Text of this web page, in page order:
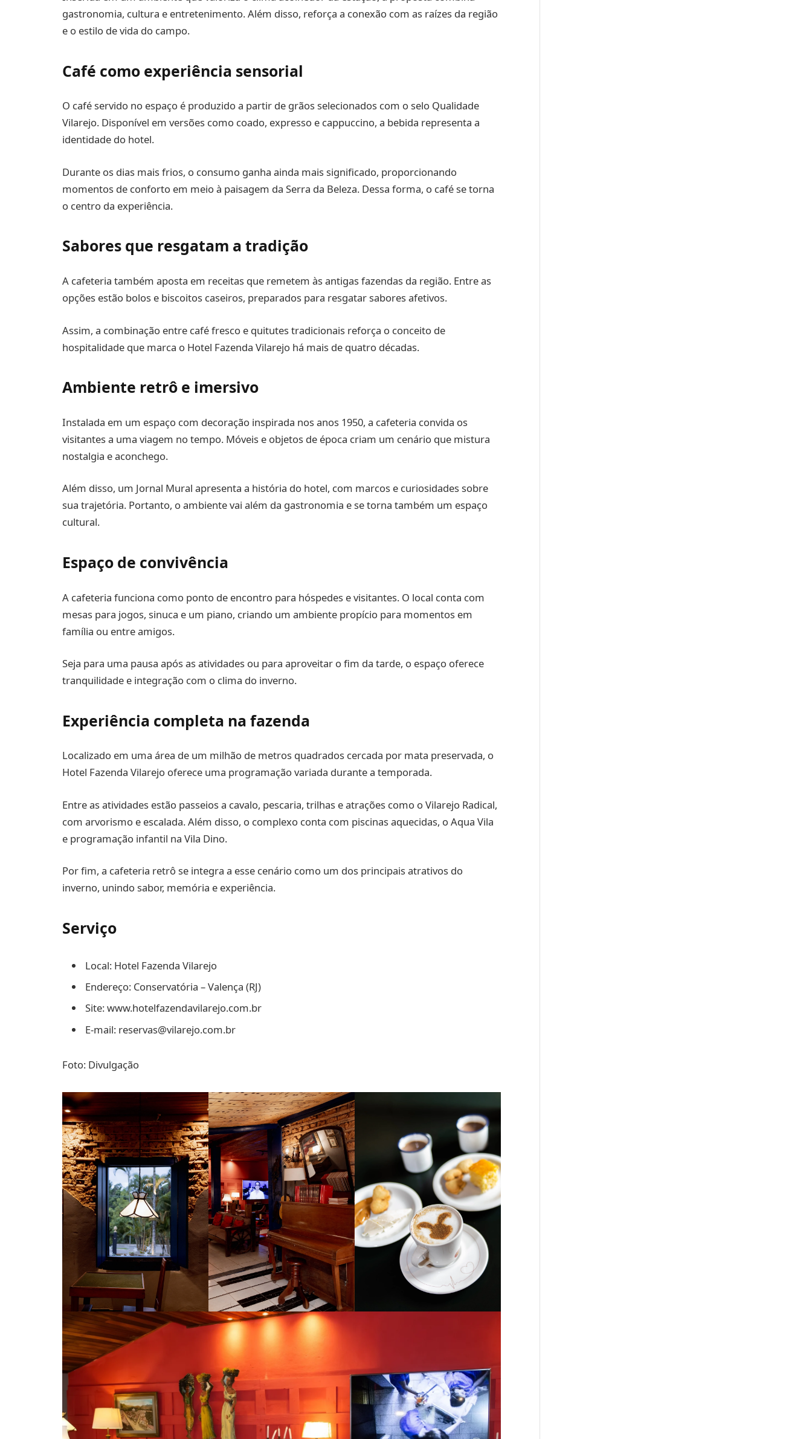
gastronomia, cultura e entretenimento. Além disso, reforça a conexão com as raízes da região
e o estilo de vida do campo.
Café como experiência sensorial
O café servido no espaço é produzido a partir de grãos selecionados com o selo Qualidade
Vilarejo. Disponível em versões como coado, expresso e cappuccino, a bebida representa a
identidade do hotel.
Durante os dias mais frios, o consumo ganha ainda mais significado, proporcionando
momentos de conforto em meio à paisagem da Serra da Beleza. Dessa forma, o café se torna
o centro da experiência.
Sabores que resgatam a tradição
A cafeteria também aposta em receitas que remetem às antigas fazendas da região. Entre as
opções estão bolos e biscoitos caseiros, preparados para resgatar sabores afetivos.
Assim, a combinação entre café fresco e quitutes tradicionais reforça o conceito de
hospitalidade que marca o Hotel Fazenda Vilarejo há mais de quatro décadas.
Ambiente retrô e imersivo
Instalada em um espaço com decoração inspirada nos anos 1950, a cafeteria convida os
visitantes a uma viagem no tempo. Móveis e objetos de época criam um cenário que mistura
nostalgia e aconchego.
Além disso, um Jornal Mural apresenta a história do hotel, com marcos e curiosidades sobre
sua trajetória. Portanto, o ambiente vai além da gastronomia e se torna também um espaço
cultural.
Espaço de convivência
A cafeteria funciona como ponto de encontro para hóspedes e visitantes. O local conta com
mesas para jogos, sinuca e um piano, criando um ambiente propício para momentos em
família ou entre amigos.
Seja para uma pausa após as atividades ou para aproveitar o fim da tarde, o espaço oferece
tranquilidade e integração com o clima do inverno.
Experiência completa na fazenda
Localizado em uma área de um milhão de metros quadrados cercada por mata preservada, o
Hotel Fazenda Vilarejo oferece uma programação variada durante a temporada.
Entre as atividades estão passeios a cavalo, pescaria, trilhas e atrações como o Vilarejo Radical,
com arvorismo e escalada. Além disso, o complexo conta com piscinas aquecidas, o Aqua Vila
e programação infantil na Vila Dino.
Por fim, a cafeteria retrô se integra a esse cenário como um dos principais atrativos do
inverno, unindo sabor, memória e experiência.
Serviço
Local: Hotel Fazenda Vilarejo
Endereço: Conservatória – Valença (RJ)
Site: www.hotelfazendavilarejo.com.br
E-mail: reservas@vilarejo.com.br
Foto: Divulgação